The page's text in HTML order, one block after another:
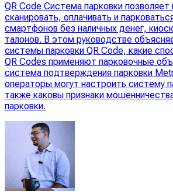
QR Code Система парковки
сканировать, оплачивать и
смартфонов без наличных денег,
талонов. В этом руководстве
системы парковки QR Code, какие
QR Codes применяют парковочные
система подтверждения парковки
операторы могут настроить систему
также каковы признаки
парковки.